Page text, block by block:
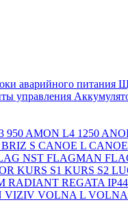
аварийного питания
управления
950 AMON L4 1250
BRIZ S CANOE L
NST FLAGMAN
KURS S1 KURS S2
RADIANT REGATA IP44
VIZIV VOLNA L VOLNA